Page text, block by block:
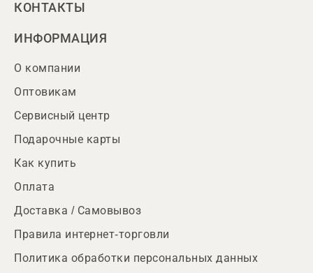
КОНТАКТЫ
ИНФОРМАЦИЯ
О компании
Оптовикам
Сервисный центр
Подарочные карты
Как купить
Оплата
Доставка / Самовывоз
Правила интернет-торговли
Политика обработки персональных данных